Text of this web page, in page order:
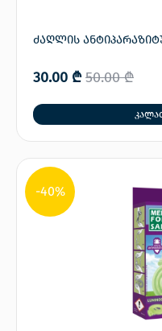
ძაღლის
50.00₾
30.00 ₾
-40%